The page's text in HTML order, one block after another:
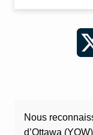
Nous
d’Ottawa